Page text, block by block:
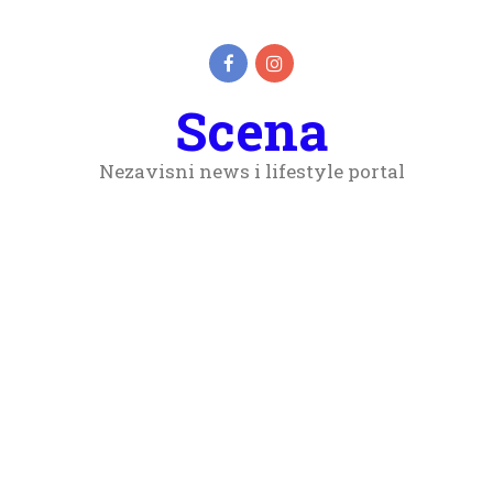
Scena
Nezavisni news i lifestyle portal